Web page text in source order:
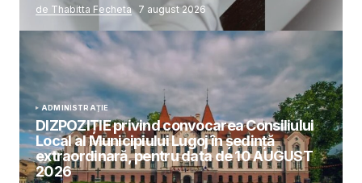
de Thabitta Fecheta 7 august 2026
ADMINISTRAȚIE
DIZPOZIȚIE privind convocarea Consiliului
Local al Municipiului Lugoj în şedinţă
extraordinară, pentru data de 10 AUGUST
2026